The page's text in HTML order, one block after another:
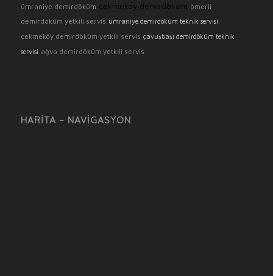
ümraniye demirdöküm çekmeköy demirdöküm ömerli
demirdöküm yetkili servis ümraniye demirdöküm teknik servisi
çekmeköy demirdöküm yetkili servis çavuşbaşı demirdöküm teknik
servisi ağva demirdöküm yetkili servis
HARITA – NAVIGASYON